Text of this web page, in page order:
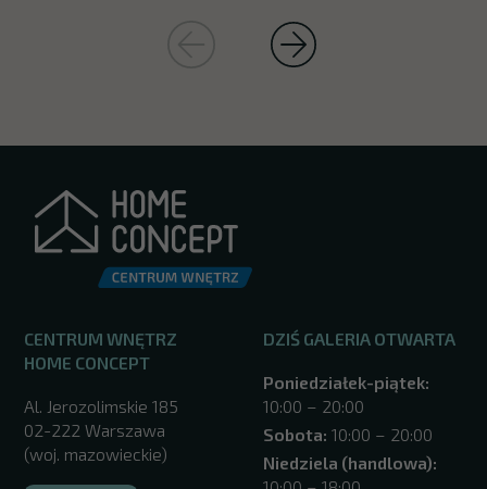
CENTRUM WNĘTRZ
HOME CONCEPT
Al. Jerozolimskie 185
02-222 Warszawa
(woj. mazowieckie)
DZIŚ GALERIA OTWARTA
Poniedziałek-piątek:
10:00 – 20:00
Sobota: 10:00 – 20:00
Niedziela (handlowa):